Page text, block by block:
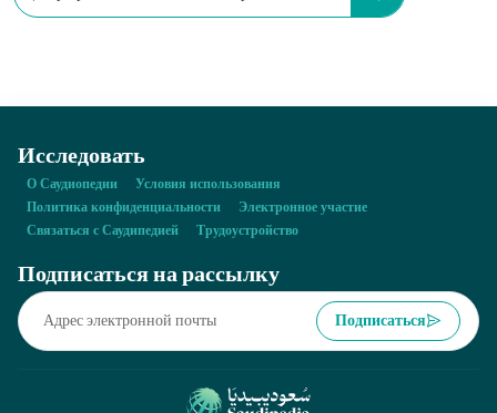
Исследовать
О Саудиопедии
Условия использования
Политика конфиденциальности
Электронное участие
Связаться с Саудипедией
Трудоустройство
Подписаться на рассылку
Подписаться